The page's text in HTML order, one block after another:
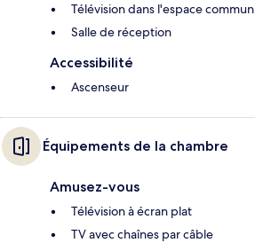
Télévision dans l'espace commun
Salle de réception
Accessibilité
Ascenseur
Équipements de la chambre
Amusez-vous
Télévision à écran plat
TV avec chaînes par câble